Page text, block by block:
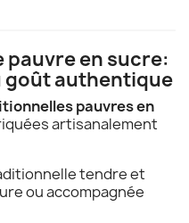
en sucre:
goût authentique
pauvres en
artisanalement
tendre et
ou accompagnée